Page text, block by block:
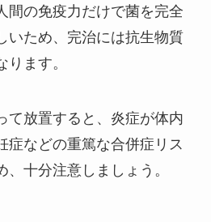
間の免疫力だけで菌を完全
いため、完治には抗生物質
ます。
て放置すると、炎症が体内
症などの重篤な合併症リス
十分注意しましょう。